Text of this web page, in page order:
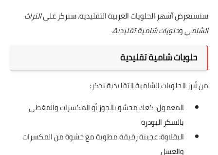
سنستعرض أشهر الحلويات العربية التقليدية. سنركز علىالتراث
الشاميوحلويات شامية تقليدية.
حلويات شامية تقليدية
من أبرز الحلويات الشامية التقليدية نذكر:
المعمول: كعك محشو بالجوز أو المكسرات والمغطى
بالسكر البودرة
البقلاوة: عجينة رقيقة مطوية مع حشوة من المكسرات
والعسل